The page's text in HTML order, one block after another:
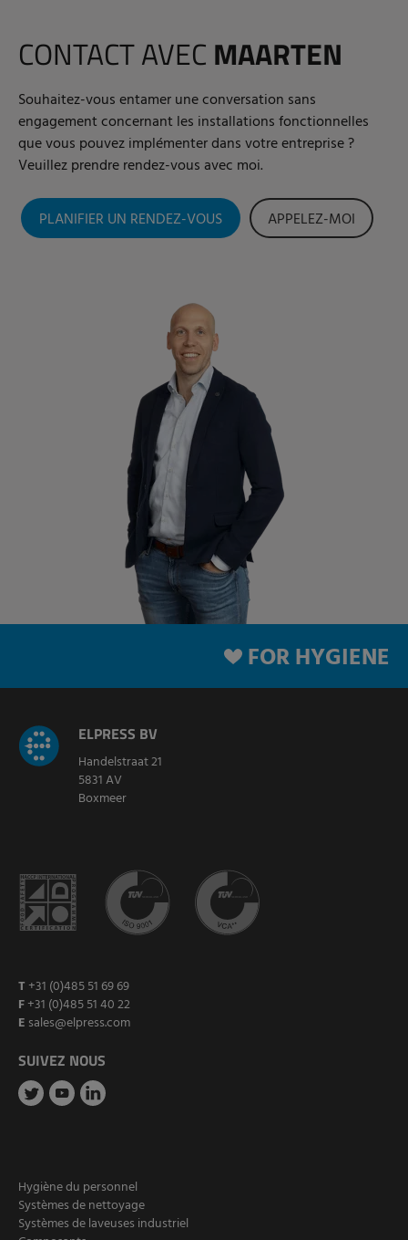
CONTACT AVEC MAARTEN
Souhaitez-vous entamer une conversation sans
engagement concernant les installations fonctionnelles
que vous pouvez implémenter dans votre entreprise ?
Veuillez prendre rendez-vous avec moi.
PLANIFIER UN RENDEZ-VOUS APPELEZ-MOI
FOR HYGIENE
ELPRESS BV
Handelstraat 21
5831 AV
Boxmeer
T +31 (0)485 51 69 69
F+31 (0)485 51 40 22
E sales@elpress.com
SUIVEZ NOUS
Hygiène du personnel
Systèmes de nettoyage
Systèmes de laveuses industriel